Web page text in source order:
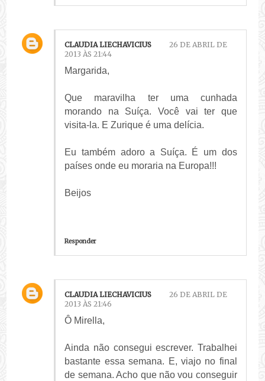
CLAUDIA LIECHAVICIUS
26 DE ABRIL DE
2013 ÀS 21:44
Margarida,
Que maravilha ter uma cunhada
morando na Suíça. Você vai ter que
visita-la. E Zurique é uma delícia.
Eu também adoro a Suíça. É um dos
países onde eu moraria na Europa!!!
Beijos
Responder
CLAUDIA LIECHAVICIUS
26 DE ABRIL DE
2013 ÀS 21:46
Ô Mirella,
Ainda não consegui escrever. Trabalhei
bastante essa semana. E, viajo no final
de semana. Acho que não vou conseguir